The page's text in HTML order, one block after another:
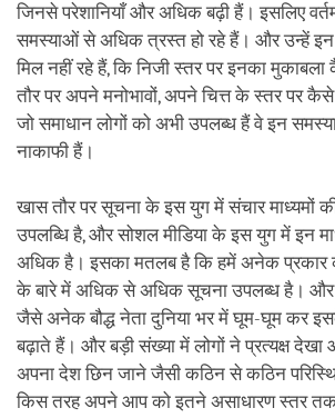
जिनसे परेशानियाँ और अधिक बढ़ी हैं। इसलिए
समस्याओं से अधिक त्रस्त हो रहे हैं। और उन्हें
मिल नहीं रहे हैं, कि निजी स्तर पर इनका
तौर पर अपने मनोभावों, अपने चित्त के स्तर पर
जो समाधान लोगों को अभी उपलब्ध हैं वे इन
नाकाफी हैं।
खास तौर पर सूचना के इस युग में संचार माध्यमों
उपलब्धि है, और सोशल मीडिया के इस युग में इन
अधिक है। इसका मतलब है कि हमें अनेक प्रकार
के बारे में अधिक से अधिक सूचना उपलब्ध है। और
जैसे अनेक बौद्ध नेता दुनिया भर में घूम-घूम कर
बढ़ाते हैं। और बड़ी संख्या में लोगों ने प्रत्यक्ष
अपना देश छिन जाने जैसी कठिन से कठिन
किस तरह अपने आप को इतने असाधारण स्तर तक